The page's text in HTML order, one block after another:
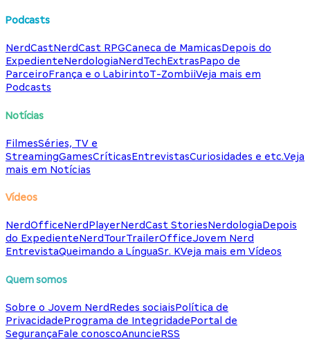
Podcasts
NerdCastNerdCast RPGCaneca de MamicasDepois do
ExpedienteNerdologiaNerdTechExtrasPapo de
ParceiroFrança e o LabirintoT-ZombiiVeja mais em
Podcasts
Notícias
FilmesSéries, TV e
StreamingGamesCríticasEntrevistasCuriosidades e etc.Veja
mais em Notícias
Vídeos
NerdOfficeNerdPlayerNerdCast StoriesNerdologiaDepois
do ExpedienteNerdTourTrailerOfficeJovem Nerd
EntrevistaQueimando a LínguaSr. KVeja mais em Vídeos
Quem somos
Sobre o Jovem NerdRedes sociaisPolítica de
PrivacidadePrograma de IntegridadePortal de
SegurançaFale conoscoAnuncieRSS